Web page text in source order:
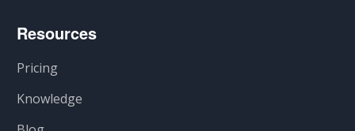
Resources
Pricing
Knowledge